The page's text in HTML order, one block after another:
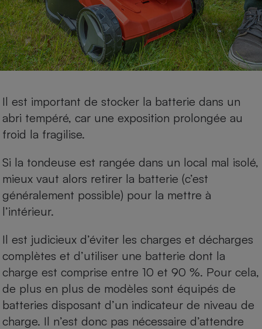
Il est important de stocker la batterie dans un
abri tempéré, car une exposition prolongée au
froid la fragilise.
Si la tondeuse est rangée dans un local mal isolé,
mieux vaut alors retirer la batterie (c’est
généralement possible) pour la mettre à
l’intérieur.
Il est judicieux d’éviter les charges et décharges
complètes et d’utiliser une batterie dont la
charge est comprise entre 10 et 90 %. Pour cela,
de plus en plus de modèles sont équipés de
batteries disposant d’un indicateur de niveau de
charge. Il n’est donc pas nécessaire d’attendre